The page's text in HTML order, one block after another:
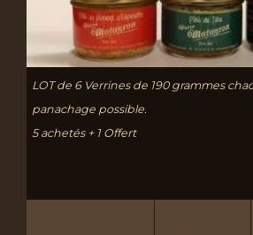
LOT de 6 Verrines de 190 grammes
panachage possible.
5 achetés + 1 Offert